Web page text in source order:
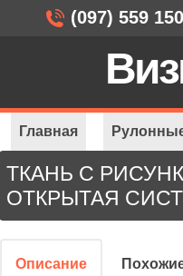
ТКАНЬ С
ОТКРЫТАЯ
Описание
Главная
Открытая система
(097) 559